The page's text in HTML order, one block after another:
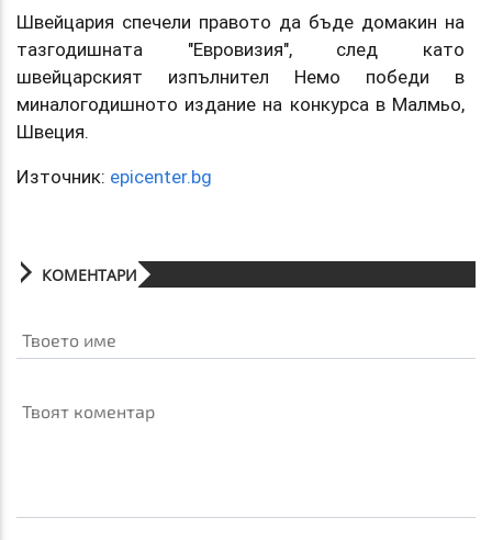
Швейцария спечели правото да бъде домакин на
тазгодишната "Евровизия", след като
швейцарският изпълнител Немо победи в
миналогодишното издание на конкурса в Малмьо,
Швеция.
Източник: epicenter.bg
КОМЕНТАРИ
Твоето име
Твоят коментар